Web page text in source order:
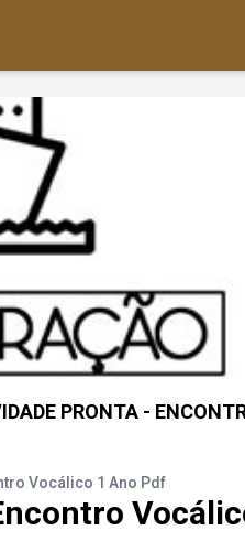
PRONTA -
Vocálico 1 Ano Pdf